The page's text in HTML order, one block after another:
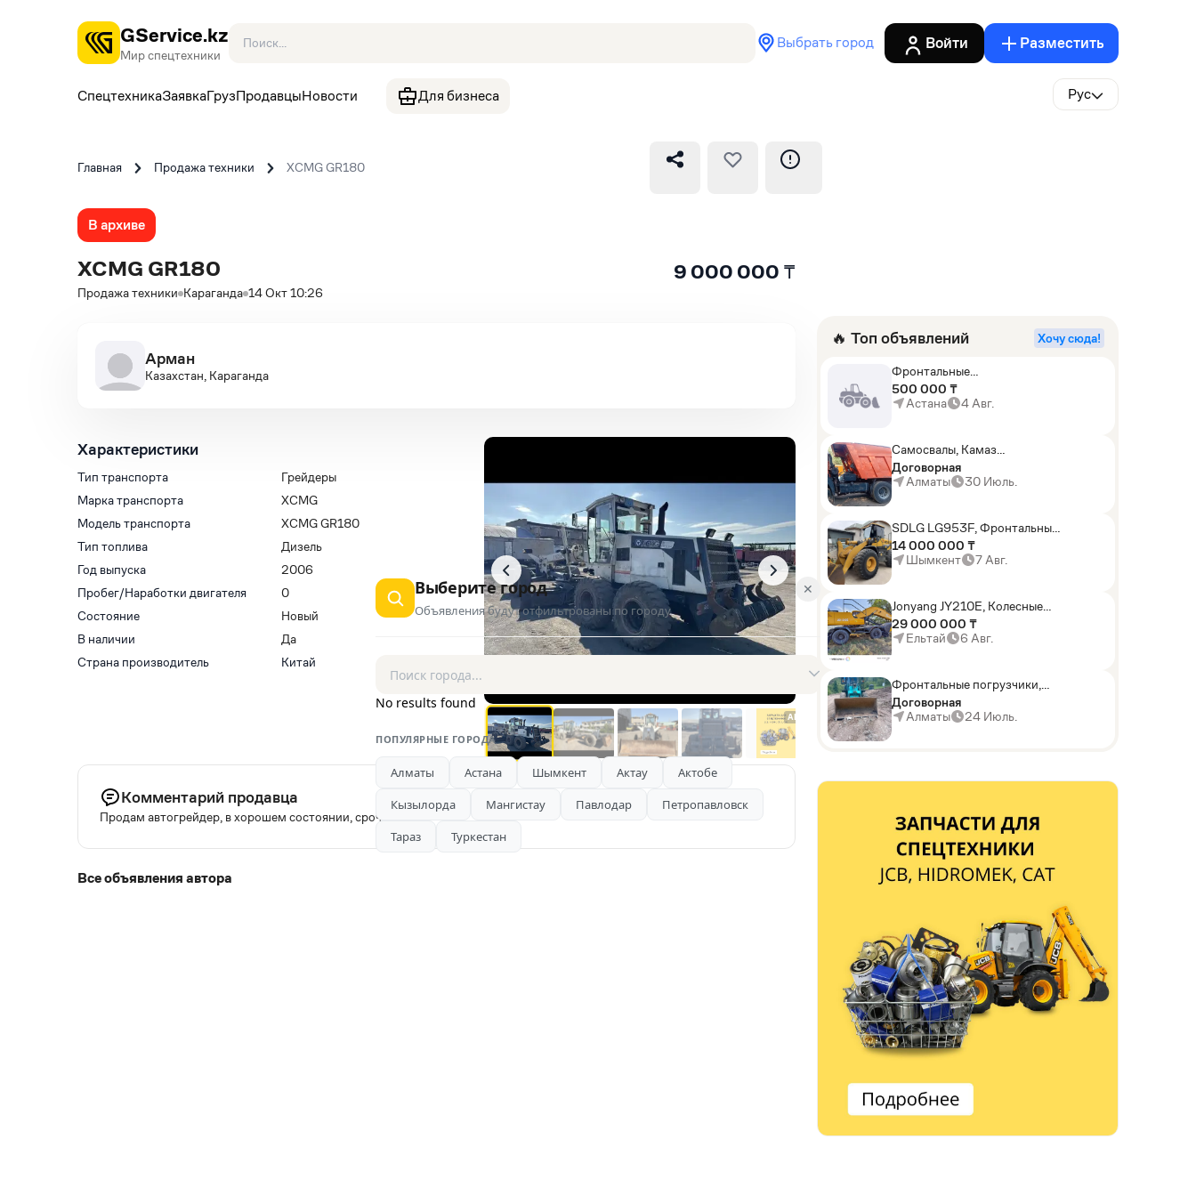
GService.kz
Мир спецтехники
Выбрать город Войти Разместить
СпецтехникаЗаявкаГрузПродавцыНовости Для бизнеса Рус
Главная Продажа техники XCMG GR180
В архиве
XCMG GR180
Продажа техники Караганда 14 Окт 10:26
9 000 000 ₸
Арман
Казахстан, Караганда
Характеристики
Тип транспорта
Грейдеры
Марка транспорта
XCMG
Модель транспорта
XCMG GR180
Тип топлива
Дизель
Год выпуска
2006
Пробег/Наработки двигателя
0
Состояние
Новый
В наличии
Да
Страна производитель
Китай
AD
Комментарий продавца
Продам автогрейдер, в хорошем состоянии, срочно!
Все объявления автора
🔥 Топ объявлений Хочу сюда!
Фронтальные
погрузчики,Экскаваторы-
погрузчики,Мини-
погрузчики,Горные
500 000 ₸
Астана
4 Авг.
Самосвалы, Камаз
АГП-29РТ (шасси
KАМАЗ-43114 6x6)
Договорная
Алматы
30 Июль.
SDLG LG953F, Фронтальные
погрузчики
14 000 000 ₸
Шымкент
7 Авг.
Jonyang JY210E, Колесные
экскаваторы
29 000 000 ₸
Ельтай
6 Авг.
Фронтальные погрузчики,
Sunward ZYJ 320
Договорная
Алматы
24 Июль.
✕
Выберите город
Объявления будут отфильтрованы по городу
No results found
ПОПУЛЯРНЫЕ ГОРОДА
Алматы Астана Шымкент Актау
Актобе
Кызылорда
Мангистау Павлодар
Петропавловск
Тараз
Туркестан